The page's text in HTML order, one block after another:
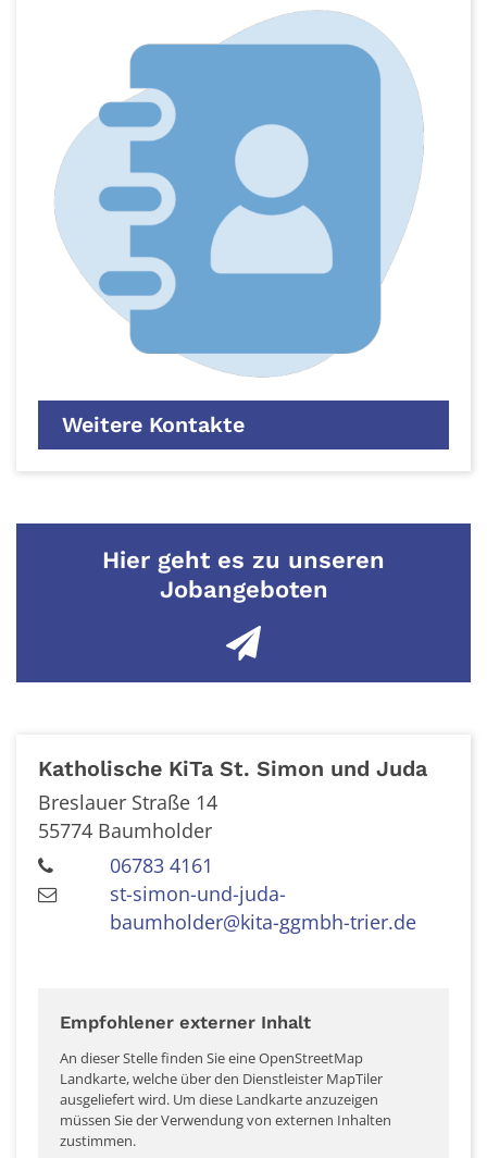
Weitere Kontakte
Hier geht es zu unseren
Jobangeboten
Katholische KiTa St. Simon und Juda
Breslauer Straße 14
55774 Baumholder
06783 4161
st-simon-und-juda-
baumholder@kita-ggmbh-trier.de
Empfohlener externer Inhalt
An dieser Stelle finden Sie eine OpenStreetMap
Landkarte, welche über den Dienstleister MapTiler
ausgeliefert wird. Um diese Landkarte anzuzeigen
müssen Sie der Verwendung von externen Inhalten
zustimmen.